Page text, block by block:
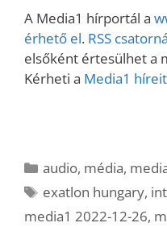
A Media1 hírportál a
érhető el. RSS
elsőként értesülhet a
Kérheti a Media1
Kategória
audio, média,
Címkék
exatlon hungary,
media1 2022-12-26,